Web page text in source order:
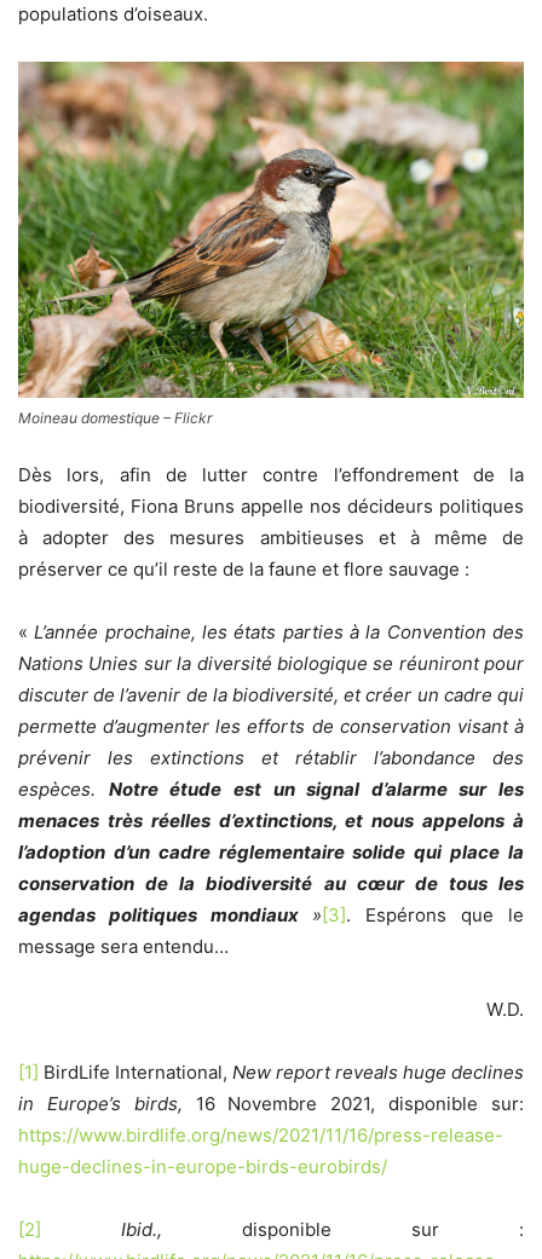
populations d’oiseaux.
Moineau domestique – Flickr
Dès lors, afin de lutter contre l’effondrement de la
biodiversité, Fiona Bruns appelle nos décideurs politiques
à adopter des mesures ambitieuses et à même de
préserver ce qu’il reste de la faune et flore sauvage :
« L’année prochaine, les états parties à la Convention des
Nations Unies sur la diversité biologique se réuniront pour
discuter de l’avenir de la biodiversité, et créer un cadre qui
permette d’augmenter les efforts de conservation visant à
prévenir les extinctions et rétablir l’abondance des
espèces. Notre étude est un signal d’alarme sur les
menaces très réelles d’extinctions, et nous appelons à
l’adoption d’un cadre réglementaire solide qui place la
conservation de la biodiversité au cœur de tous les
agendas politiques mondiaux » [3]. Espérons que le
message sera entendu…
W.D.
[1] BirdLife International, New report reveals huge declines
in Europe’s birds, 16 Novembre 2021, disponible sur:
https://www.birdlife.org/news/2021/11/16/press-release-
huge-declines-in-europe-birds-eurobirds/
[2] Ibid., disponible sur :